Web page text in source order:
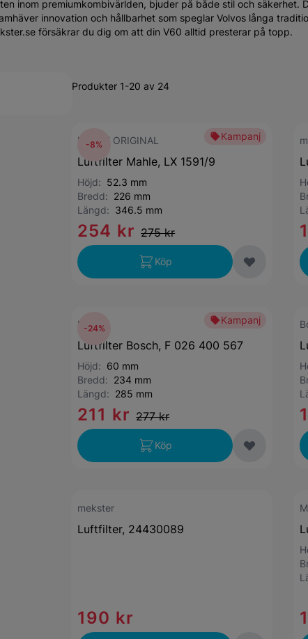
inom premiumkombivärlden, bjuder på både stil och säkerhet.
innovation och hållbarhet som speglar Volvos långa
försäkrar du dig om att din V60 alltid presterar på topp.
Produkter 1-20 av 24
Kampanj
MAHLE ORIGINAL
Luftfilter Mahle, LX 1591/9
Höjd: 52.3 mm
Bredd: 226 mm
Längd: 346.5 mm
254 kr 275 kr
-8%
Köp
Kampanj
Bosch
Luftfilter Bosch, F 026 400 567
Höjd: 60 mm
Bredd: 234 mm
Längd: 285 mm
211 kr 277 kr
-24%
Köp
mekster
Luftfilter, 24430089
190 kr